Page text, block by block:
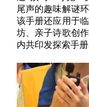
尾声的趣味解谜
该手册还应用于
坊、亲子诗歌创
内共印发探索手